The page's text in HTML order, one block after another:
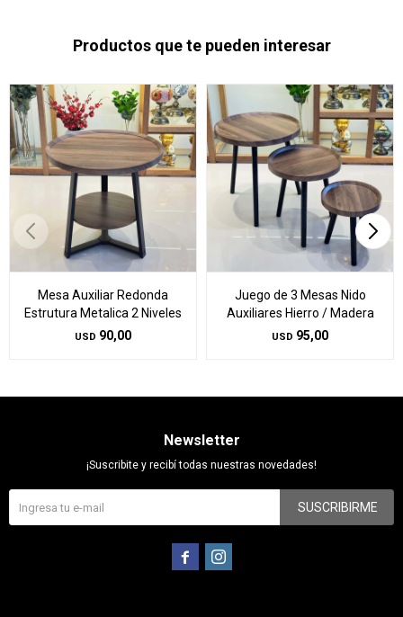
Productos que te pueden interesar
Mesa Auxiliar Redonda
Estrutura Metalica 2 Niveles
USD 90,00
Juego de 3 Mesas Nido
Auxiliares Hierro / Madera
USD 95,00
Newsletter
¡Suscribite y recibí todas nuestras novedades!
SUSCRIBIRME
 